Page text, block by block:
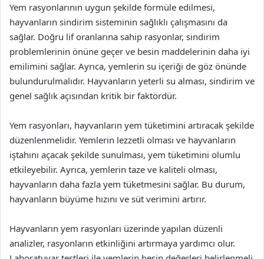
Yem rasyonlarının uygun şekilde formüle edilmesi,
hayvanların sindirim sisteminin sağlıklı çalışmasını da
sağlar. Doğru lif oranlarına sahip rasyonlar, sindirim
problemlerinin önüne geçer ve besin maddelerinin daha iyi
emilimini sağlar. Ayrıca, yemlerin su içeriği de göz önünde
bulundurulmalıdır. Hayvanların yeterli su alması, sindirim ve
genel sağlık açısından kritik bir faktördür.
Yem rasyonları, hayvanların yem tüketimini artıracak şekilde
düzenlenmelidir. Yemlerin lezzetli olması ve hayvanların
iştahını açacak şekilde sunulması, yem tüketimini olumlu
etkileyebilir. Ayrıca, yemlerin taze ve kaliteli olması,
hayvanların daha fazla yem tüketmesini sağlar. Bu durum,
hayvanların büyüme hızını ve süt verimini artırır.
Hayvanların yem rasyonları üzerinde yapılan düzenli
analizler, rasyonların etkinliğini artırmaya yardımcı olur.